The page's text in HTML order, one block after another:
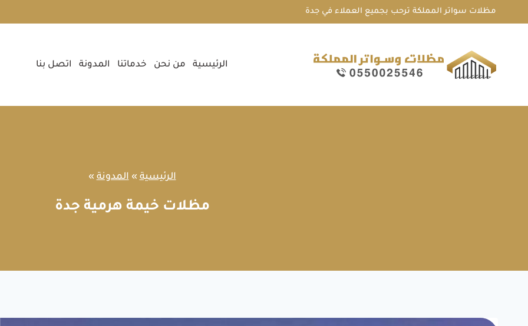
إلى
مظلات سواتر المملكة ترحب بجميع العملاء في جدة
الرئيسية من نحن خدماتنا المدونة اتصل بنا
الرئيسية » المدونة »
مظلات خيمة هرمية جدة